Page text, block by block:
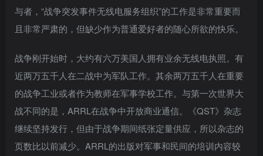
与者，“战争突发事件无线电服务组织”的工作是非常重要而
且非常严肃的，但缺少作为普通爱好者的随心所欲的快乐。
战争刚开始时，大约有六万美国人拥有业余无线电执照。有
近两万五千人在二战中为军队工作。其余两万五千人在重要
的战争工业或者作为教师在军事学校工作。与第一次世界大
战不同的是，ARRL在战争中开放商业通信。《QST》杂志
继续坚持发行，但由于战争期间纸张定量供应，所以杂志的
页数比以前减少。ARRL的出版对军事和民间的培训内容较